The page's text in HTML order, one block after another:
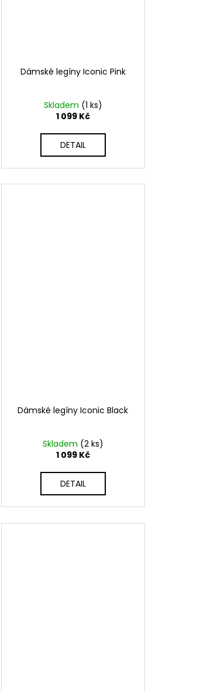
Dámské legíny Iconic Pink
Skladem (1 ks)
1 099 Kč
DETAIL
Dámské legíny Iconic Black
Skladem (2 ks)
1 099 Kč
DETAIL